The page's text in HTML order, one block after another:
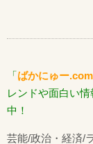
「ばかにゅー.com
レンドや面白い
中！
芸能/政治・経済/